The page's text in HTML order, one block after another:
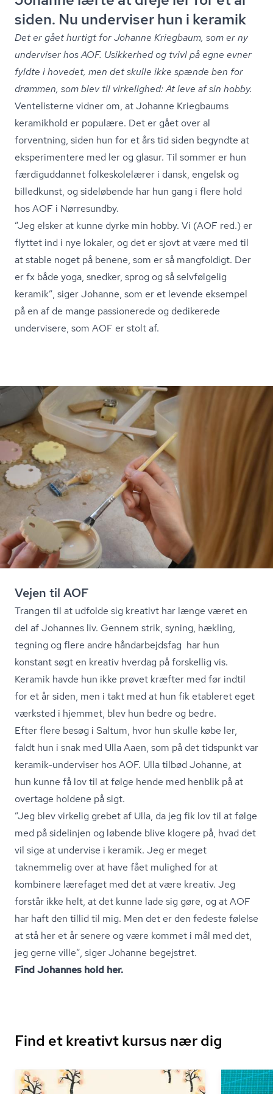
siden. Nu underviser hun i keramik
Det er gået hurtigt for Johanne Kriegbaum, som er ny
underviser hos AOF. Usikkerhed og tvivl på egne evner
fyldte i hovedet, men det skulle ikke spænde ben for
drømmen, som blev til virkelighed: At leve af sin hobby.
Ventelisterne vidner om, at Johanne Kriegbaums
keramikhold er populære. Det er gået over al
forventning, siden hun for et års tid siden begyndte at
eksperimentere med ler og glasur. Til sommer er hun
færdiguddannet fol­ke­sko­le­læ­rer i dansk, engelsk og
billedkunst, og sideløbende har hun gang i flere hold
hos AOF i Nørresundby.
”Jeg elsker at kunne dyrke min hobby. Vi (AOF red.) er
flyttet ind i nye lokaler, og det er sjovt at være med til
at stable noget på benene, som er så mangfoldigt. Der
er fx både yoga, snedker, sprog og så selvfølgelig
keramik”, siger Johanne, som er et levende eksempel
på en af de mange passionerede og dedikerede
undervisere, som AOF er stolt af.
Vejen til AOF
Trangen til at udfolde sig kreativt har længe været en
del af Johannes liv. Gennem strik, syning, hækling,
tegning og flere andre håndarbejdsfag har hun
konstant søgt en kreativ hverdag på forskellig vis.
Keramik havde hun ikke prøvet kræfter med før indtil
for et år siden, men i takt med at hun fik etableret eget
værksted i hjemmet, blev hun bedre og bedre.
Efter flere besøg i Saltum, hvor hun skulle købe ler,
faldt hun i snak med Ulla Aaen, som på det tidspunkt var
keramik-underviser hos AOF. Ulla tilbød Johanne, at
hun kunne få lov til at følge hende med henblik på at
overtage holdene på sigt.
”Jeg blev virkelig grebet af Ulla, da jeg fik lov til at følge
med på sidelinjen og løbende blive klogere på, hvad det
vil sige at undervise i keramik. Jeg er meget
taknemmelig over at have fået mulighed for at
kombinere lærefaget med det at være kreativ. Jeg
forstår ikke helt, at det kunne lade sig gøre, og at AOF
har haft den tillid til mig. Men det er den fedeste følelse
at stå her et år senere og være kommet i mål med det,
jeg gerne ville”, siger Johanne begejstret.
Find Johannes hold her.
Find et kreativt kursus nær dig